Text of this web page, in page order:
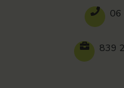
06
839